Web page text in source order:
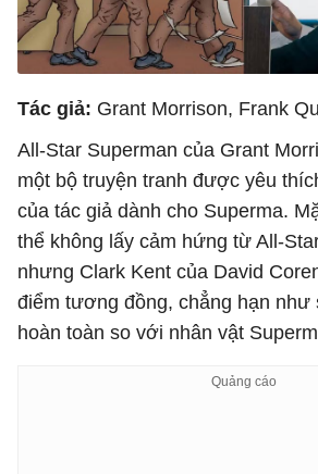
Tác giả: Grant Morrison, Frank
All-Star Superman của Grant
một bộ truyện tranh được yêu
của tác giả dành cho Superma.
thể không lấy cảm hứng từ All-
nhưng Clark Kent của David
điểm tương đồng, chẳng hạn như
hoàn toàn so với nhân vật